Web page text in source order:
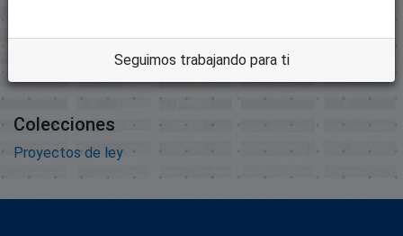
Format
Descripción:
Colecciones
Proyectos de ley
Seguimos trabajando para ti